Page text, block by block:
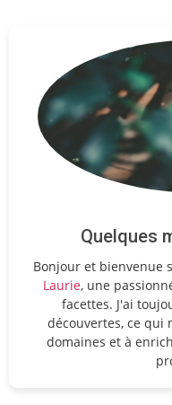
Quelques
Bonjour et bienvenue
Laurie, une
facettes. J'ai
découvertes, ce qui
domaines et à